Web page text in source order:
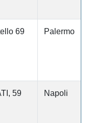
69 Palermo
59 Napoli